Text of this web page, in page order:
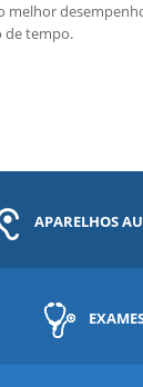
melhor
de tempo.
APARELHOS